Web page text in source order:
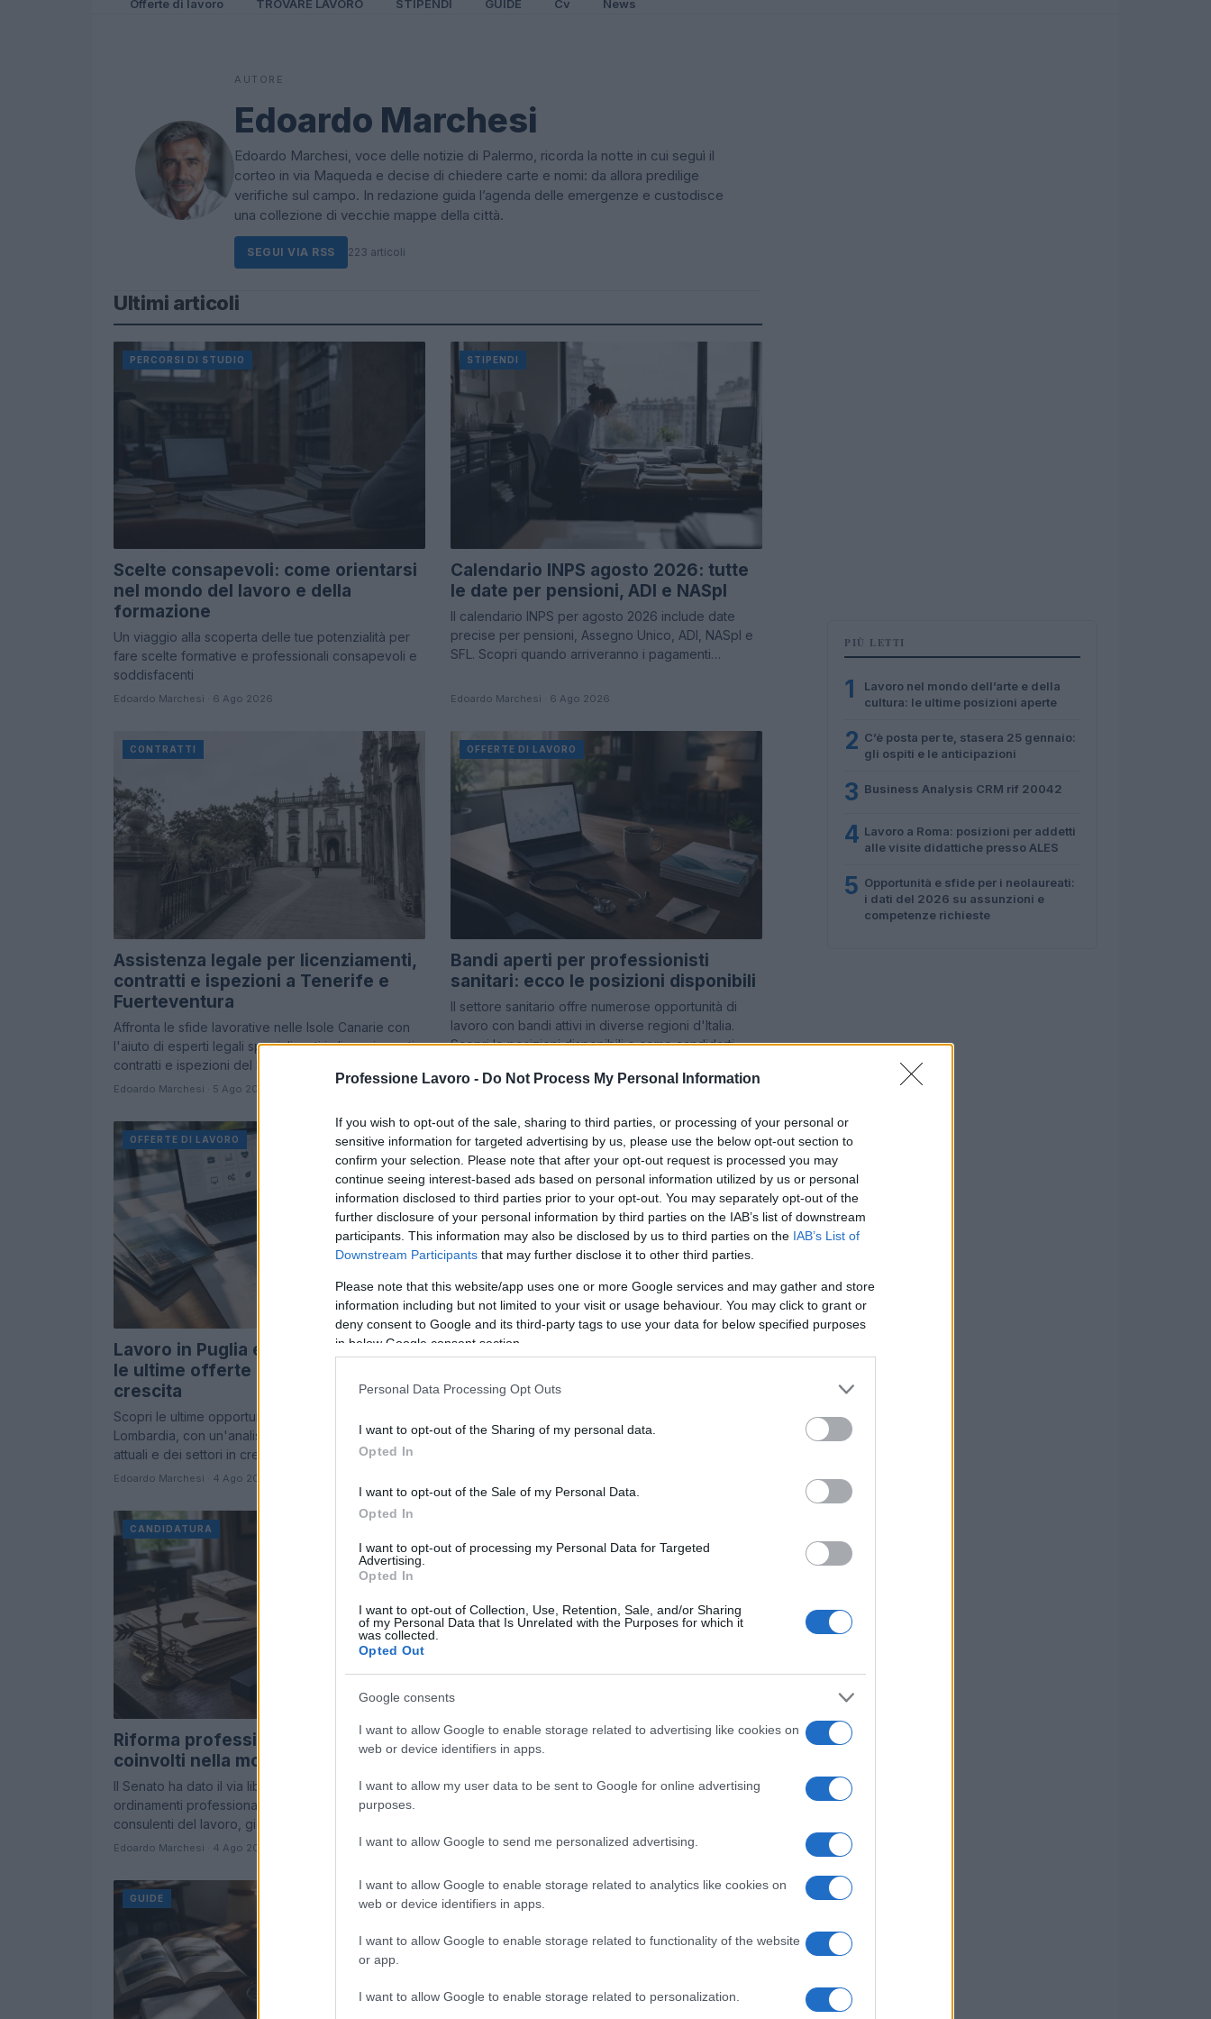
Professione Lavoro - Do Not Process My Personal Information
If you wish to opt-out of the sale, sharing to third parties, or processing of your personal or
sensitive information for targeted advertising by us, please use the below opt-out section to
confirm your selection. Please note that after your opt-out request is processed you may
continue seeing interest-based ads based on personal information utilized by us or personal
information disclosed to third parties prior to your opt-out. You may separately opt-out of the
further disclosure of your personal information by third parties on the IAB’s list of downstream
participants. This information may also be disclosed by us to third parties on the IAB’s List of
Downstream Participants that may further disclose it to other third parties.
Please note that this website/app uses one or more Google services and may gather and store
information including but not limited to your visit or usage behaviour. You may click to grant or
deny consent to Google and its third-party tags to use your data for below specified purposes
in below Google consent section.
Personal Data Processing Opt Outs
I want to opt-out of the Sharing of my personal data.
Opted In
I want to opt-out of the Sale of my Personal Data.
Opted In
I want to opt-out of processing my Personal Data for Targeted
Advertising.
Opted In
I want to opt-out of Collection, Use, Retention, Sale, and/or Sharing
of my Personal Data that Is Unrelated with the Purposes for which it
was collected.
Opted Out
Google consents
I want to allow Google to enable storage related to advertising like cookies on
web or device identifiers in apps.
I want to allow my user data to be sent to Google for online advertising
purposes.
I want to allow Google to send me personalized advertising.
I want to allow Google to enable storage related to analytics like cookies on
web or device identifiers in apps.
I want to allow Google to enable storage related to functionality of the website
or app.
I want to allow Google to enable storage related to personalization.
Offerte di lavoro TROVARE LAVORO STIPENDI GUIDE Cv News
AUTORE
Edoardo Marchesi
Edoardo Marchesi, voce delle notizie di Palermo, ricorda la notte in cui seguì il
corteo in via Maqueda e decise di chiedere carte e nomi: da allora predilige
verifiche sul campo. In redazione guida l’agenda delle emergenze e custodisce
una collezione di vecchie mappe della città.
SEGUI VIA RSS 223 articoli
Ultimi articoli
PERCORSI DI STUDIO
Scelte consapevoli: come orientarsi
nel mondo del lavoro e della
formazione
Un viaggio alla scoperta delle tue potenzialità per
fare scelte formative e professionali consapevoli e
soddisfacenti
Edoardo Marchesi · 6 Ago 2026
STIPENDI
Calendario INPS agosto 2026: tutte
le date per pensioni, ADI e NASpI
Il calendario INPS per agosto 2026 include date
precise per pensioni, Assegno Unico, ADI, NASpI e
SFL. Scopri quando arriveranno i pagamenti…
Edoardo Marchesi · 6 Ago 2026
CONTRATTI
Assistenza legale per licenziamenti,
contratti e ispezioni a Tenerife e
Fuerteventura
Affronta le sfide lavorative nelle Isole Canarie con
l'aiuto di esperti legali specializzati in licenziamenti,
contratti e ispezioni del lavoro
Edoardo Marchesi · 5 Ago 2026
OFFERTE DI LAVORO
Bandi aperti per professionisti
sanitari: ecco le posizioni disponibili
Il settore sanitario offre numerose opportunità di
lavoro con bandi attivi in diverse regioni d'Italia.
Scopri le posizioni disponibili e come candidarti.
Edoardo Marchesi · 5 Ago 2026
OFFERTE DI LAVORO
Lavoro in Puglia e Lombardia: scopri
le ultime offerte e i settori in
crescita
Scopri le ultime opportunità lavorative in Puglia e
Lombardia, con un'analisi dettagliata delle offerte
attuali e dei settori in crescita.
Edoardo Marchesi · 4 Ago 2026
NEWS
Analisi del mercato del lavoro
Un'analisi dettagliata del mercato del lavoro
occupazione, disoccupazione e previsioni future
CANDIDATURA
Riforma professioni: 15 ordini
coinvolti nella modernizzazione
Il Senato ha dato il via libera alla riforma degli
ordinamenti professionali. Scopri le novità per
consulenti del lavoro, giornalisti e altre…
Edoardo Marchesi · 4 Ago 2026
Manuale di etica e professionalità
per guide turistiche
Regole chiare, casi pratici e best practice per una
Edoardo Marchesi · 3 Ago 2026
GUIDE PERCORSI DI STUDIO
PIÙ LETTI
1
Lavoro nel mondo dell’arte e della
cultura: le ultime posizioni aperte
2 C’è posta per te, stasera 25 gennaio:
gli ospiti e le anticipazioni
3 Business Analysis CRM rif 20042
4 Lavoro a Roma: posizioni per addetti
alle visite didattiche presso ALES
5 Opportunità e sfide per i neolaureati:
i dati del 2026 su assunzioni e
competenze richieste